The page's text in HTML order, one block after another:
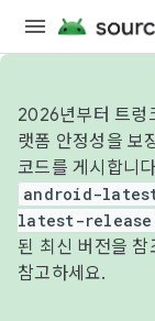
2026년부터 트렁
랫폼 안정성을 보
코드를 게시합니
android-
latest-release
된 최신 버전을
참고하세요.